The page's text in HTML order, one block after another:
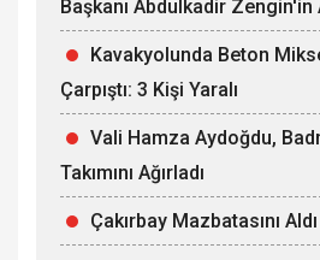
Başkanı Abdulkadir Zengin'in
Kavakyolunda Beton
Çarpıştı: 3 Kişi Yaralı
Vali Hamza Aydoğdu,
Takımını Ağırladı
Çakırbay Mazbatasını Aldı